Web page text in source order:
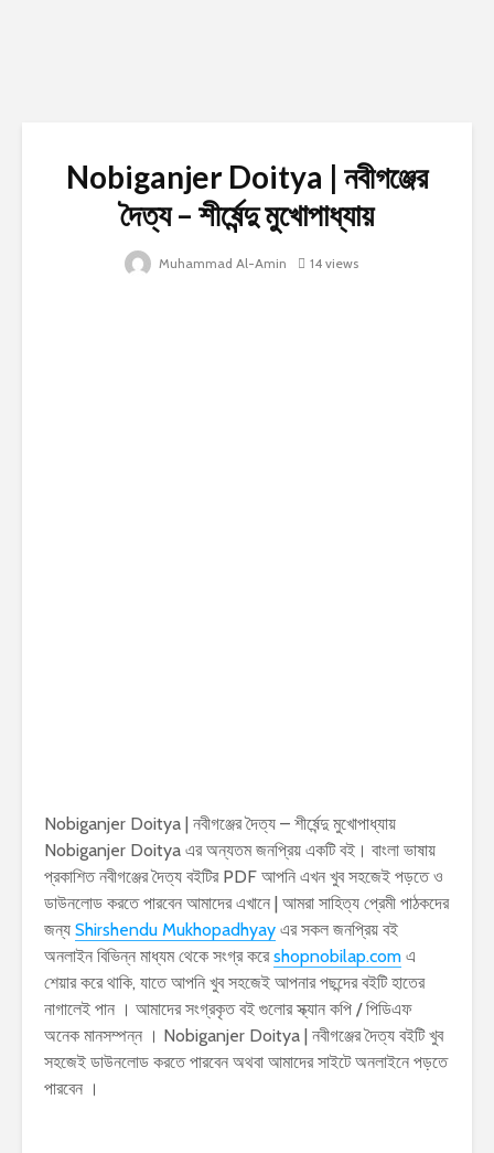
Nobiganjer Doitya | নবীগঞ্জের
দৈত্য – শীর্ষেন্দু মুখোপাধ্যায়
Muhammad Al-Amin 14 views
Nobiganjer Doitya | নবীগঞ্জের দৈত্য – শীর্ষেন্দু মুখোপাধ্যায়
Nobiganjer Doitya এর অন্যতম জনপ্রিয় একটি বই। বাংলা ভাষায়
প্রকাশিত নবীগঞ্জের দৈত্য বইটির PDF আপনি এখন খুব সহজেই পড়তে ও
ডাউনলোড করতে পারবেন আমাদের এখানে | আমরা সাহিত্য প্রেমী পাঠকদের
জন্য Shirshendu Mukhopadhyay এর সকল জনপ্রিয় বই
অনলাইন বিভিন্ন মাধ্যম থেকে সংগ্র করেshopnobilap.com এ
শেয়ার করে থাকি, যাতে আপনি খুব সহজেই আপনার পছন্দের বইটি হাতের
নাগালেই পান । আমাদের সংগ্রকৃত বই গুলোর স্ক্যান কপি / পিডিএফ
অনেক মানসম্পন্ন । Nobiganjer Doitya | নবীগঞ্জের দৈত্য বইটি খুব
সহজেই ডাউনলোড করতে পারবেন অথবা আমাদের সাইটে অনলাইনে পড়তে
পারবেন ।